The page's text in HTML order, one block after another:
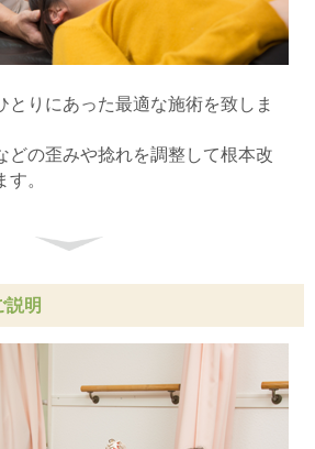
とりにあった最適な施術を致しま
どの歪みや捻れを調整して根本改
。
説明